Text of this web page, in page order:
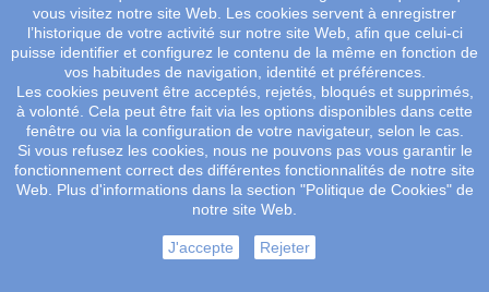
Les canaux de contact mis à disposition sont:
Par téléphone: 93 877 2010
Email: spiral@safisa.es
14.- RESPONSABILITÉS
Salvador Figueras S.A. (SAFISA) est obligé de
s'assurer que les contenus, données ou
informations concernant les produits proposés
vous visitez notre site Web. Les cookies servent à enregistrer
l’historique de votre activité sur notre site Web, afin que celui-ci
puisse identifier et configurez le contenu de la même en fonction de
vos habitudes de navigation, identité et préférences.
Les cookies peuvent être acceptés, rejetés, bloqués et supprimés,
à volonté. Cela peut être fait via les options disponibles dans cette
fenêtre ou via la configuration de votre navigateur, selon le cas.
Si vous refusez les cookies, nous ne pouvons pas vous garantir le
fonctionnement correct des différentes fonctionnalités de notre site
Web. Plus d'informations dans la section "Politique de Cookies" de
notre site Web.
J'accepte Rejeter